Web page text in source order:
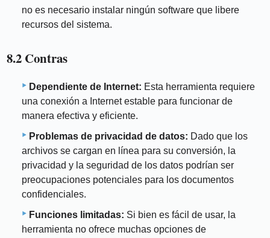
no es necesario instalar ningún software que libere
recursos del sistema.
8.2 Contras
Dependiente de Internet: Esta herramienta requiere
una conexión a Internet estable para funcionar de
manera efectiva y eficiente.
Problemas de privacidad de datos: Dado que los
archivos se cargan en línea para su conversión, la
privacidad y la seguridad de los datos podrían ser
preocupaciones potenciales para los documentos
confidenciales.
Funciones limitadas: Si bien es fácil de usar, la
herramienta no ofrece muchas opciones de